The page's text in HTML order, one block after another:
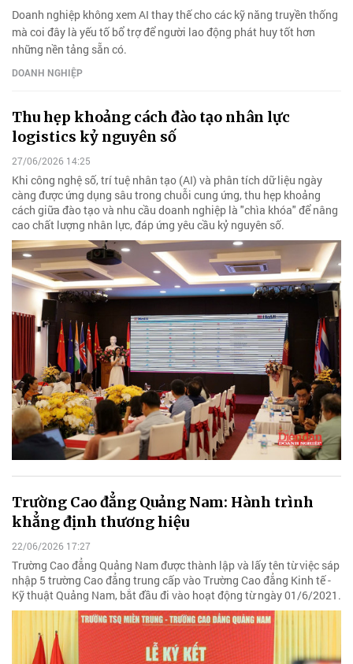
Doanh nghiệp không xem AI thay thế cho các kỹ năng truyền thống
mà coi đây là yếu tố bổ trợ để người lao động phát huy tốt hơn
những nền tảng sẵn có.
DOANH NGHIỆP
Thu hẹp khoảng cách đào tạo nhân lực
logistics kỷ nguyên số
27/06/2026 14:25
Khi công nghệ số, trí tuệ nhân tạo (AI) và phân tích dữ liệu ngày
càng được ứng dụng sâu trong chuỗi cung ứng, thu hẹp khoảng
cách giữa đào tạo và nhu cầu doanh nghiệp là "chìa khóa" để nâng
cao chất lượng nhân lực, đáp ứng yêu cầu kỷ nguyên số.
Trường Cao đẳng Quảng Nam: Hành trình
khẳng định thương hiệu
22/06/2026 17:27
Trường Cao đẳng Quảng Nam được thành lập và lấy tên từ việc sáp
nhập 5 trường Cao đẳng trung cấp vào Trường Cao đẳng Kinh tế -
Kỹ thuật Quảng Nam, bắt đầu đi vào hoạt động từ ngày 01/6/2021.